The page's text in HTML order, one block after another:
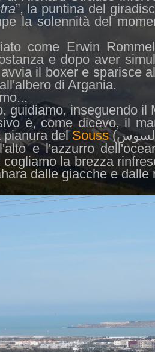
”, la puntina del
la solennità del
come Erwin
e dopo aver
il boxer e sparisce
di Argania.
guidiamo, inseguendo il
è, come dicevo, il
pianura delSouss(السوس
e l'azzurro
la brezza
dalle giacche e dalle